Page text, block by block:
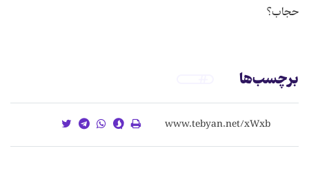
حجاب؟
برچسب‌ها